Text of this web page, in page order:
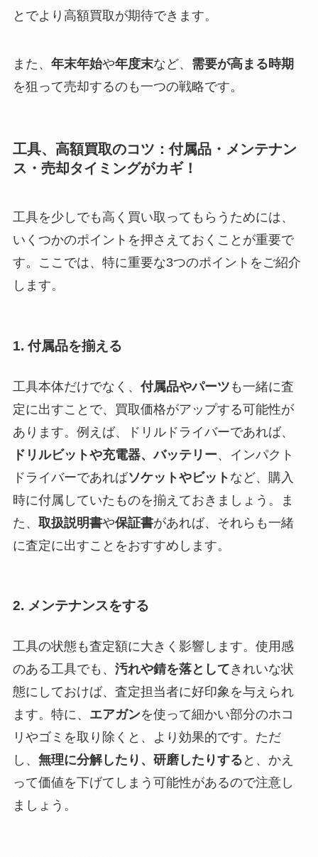
とでより高額買取が期待できます。
また、 年末年始や年度末など、 需要が高まる時期
を狙って売却するのも一つの戦略です。
工具、高額買取のコツ：付属品・メンテナン
ス・売却タイミングがカギ！
工具を少しでも高く買い取ってもらうためには、
いくつかのポイントを押さえておくことが重要で
す。ここでは、特に重要な3つのポイントをご紹介
します。
1. 付属品を揃える
工具本体だけでなく、付属品やパーツ も一緒に査
定に出すことで、買取価格がアップする可能性が
あります。例えば、ドリルドライバーであれば、
ドリルビットや充電器、バッテリー、インパクト
ドライバーであればソケットやビット など、購入
時に付属していたものを揃えておきましょう。ま
た、 取扱説明書や保証書があれば、それらも一緒
に査定に出すことをおすすめします。
2. メンテナンスをする
工具の状態も査定額に大きく影響します。使用感
のある工具でも、 汚れや錆を落としてきれいな状
態にしておけば、査定担当者に好印象を与えられ
ます。特に、 エアガンを使って細かい部分のホコ
リやゴミを取り除くと、より効果的です。ただ
し、 無理に分解したり、研磨したりする と、かえ
って価値を下げてしまう可能性があるので注意し
ましょう。